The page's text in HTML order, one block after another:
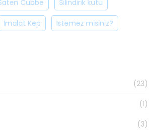
Cübbe Silindirik kutu
İmalat Kep İstemez misiniz?
(23)
(1)
(3)